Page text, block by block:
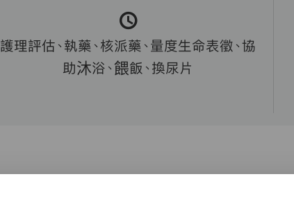
護理評估、執藥、核派藥、量度生命表徵、協
助沐浴、餵飯、換尿片